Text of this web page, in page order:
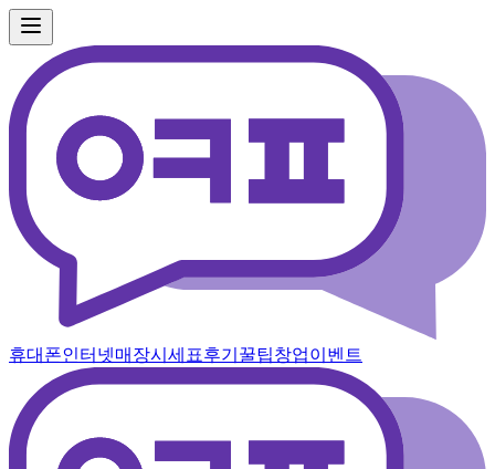
휴대폰인터넷매장시세표후기 꿀팁창업이벤트